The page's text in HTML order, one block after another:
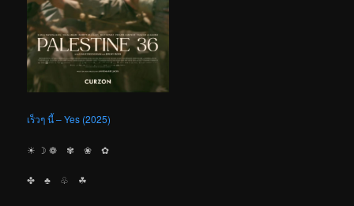
เร็วๆ นี้ – Yes (2025)
☀︎ ☽ ❁ ✾ ❀ ✿
✤ ♣︎ ♧ ☘︎